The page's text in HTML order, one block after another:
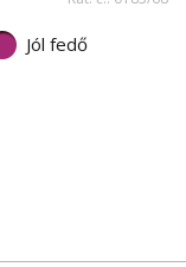
Jól fedő